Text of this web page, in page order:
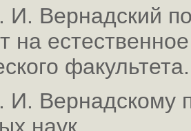
Вернадский
на
факультета.
Вернадскому